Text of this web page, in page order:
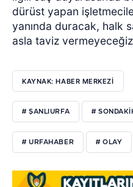
dürüst yapan
yanında duracak, halk
asla taviz
KAYNAK: HABER MERKEZI
# ŞANLIURFA #
# URFAHABER # OLAY